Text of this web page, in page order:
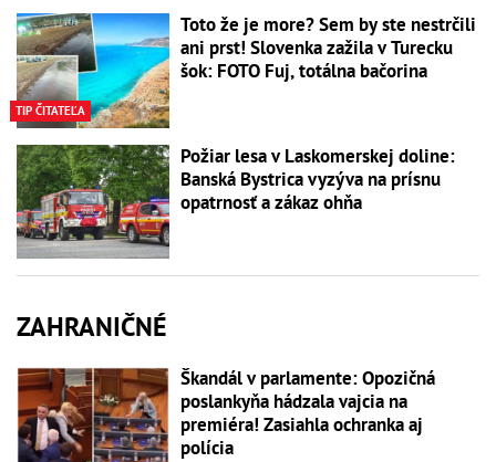
TIP ČITATEĽA
Toto že je more? Sem by ste nestrčili
ani prst! Slovenka zažila v Turecku
šok: FOTO Fuj, totálna bačorina
Požiar lesa v Laskomerskej doline:
Banská Bystrica vyzýva na prísnu
opatrnosť a zákaz ohňa
ZAHRANIČNÉ
Škandál v parlamente: Opozičná
poslankyňa hádzala vajcia na
premiéra! Zasiahla ochranka aj
polícia